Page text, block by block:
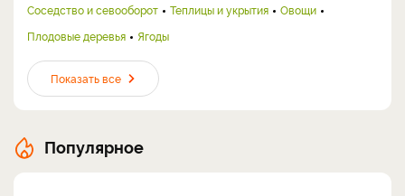
Соседство и севооборот
Теплицы и укрытия
Овощи
Плодовые деревья
Ягоды
Показать все
Популярное